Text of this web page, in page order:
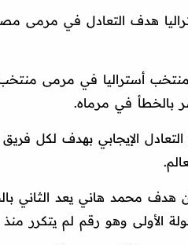
أستراليا في مرمى
بالخطأ في مرماه.
رقم لم يتكرر منذ عام 1966 لصالح لاعب منتخب